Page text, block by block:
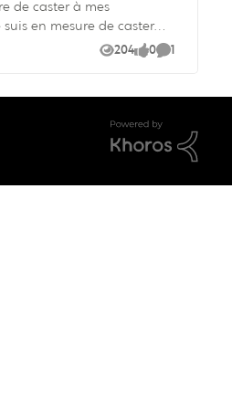
de caster à mes
204
Vues 0
like 1